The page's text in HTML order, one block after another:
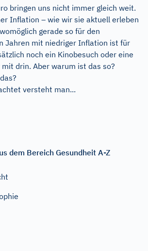
bringen uns nicht immer gleich weit.
Inflation – wie wir sie aktuell erleben
gerade so für den
Jahren mit niedriger Inflation ist für
noch ein Kinobesuch oder eine
drin. Aber warum ist das so?
versteht man...
dem Bereich Gesundheit A-Z